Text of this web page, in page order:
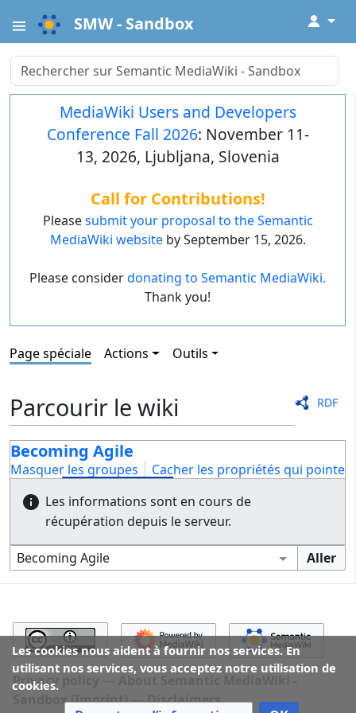
SMW - Sandbox ↓
MediaWiki Users and Developers
Conference Fall 2026: November 11-
13, 2026, Ljubljana, Slovenia
Call for Contributions!
Pleasesubmit your proposal to the Semantic
MediaWiki websiteby September 15, 2026.
Please considerdonating to Semantic MediaWiki.
Thank you!
Page spéciale Actions Outils
RDF
Parcourir le wiki
Becoming Agile
Masquer les groupes
Cacher les propriétés qui
Les informations sont en cours de
récupération depuis le serveur.
Les cookies nous aident à fournir nos services. En
utilisant nos services, vous acceptez notre utilisation de
cookies.
Privacy policy
About Semantic MediaWiki -
Sandbox (Imprint)
Disclaimers